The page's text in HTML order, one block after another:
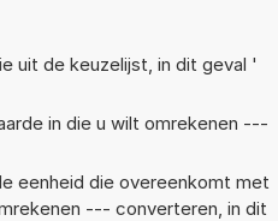
uit de keuzelijst, in dit geval '
in die u wilt omrekenen ---
eenheid die overeenkomt met
--- converteren, in dit